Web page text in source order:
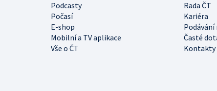
Podcasty
Rada ČT
Počasí
Kariéra
E-shop
Mobilní a TV aplikace
Časté
Vše o ČT
Kontakty